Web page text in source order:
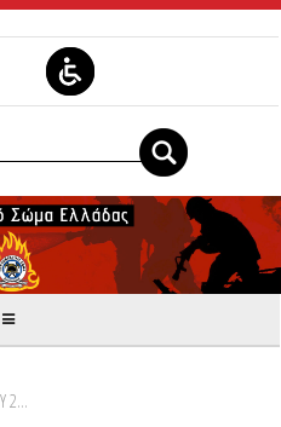
18 ΜΑΪΟΥ 2026: ΔΙΕΘΝΗΣ ΗΜΕΡΑ ΜΟΥΣΕΙΩΝ